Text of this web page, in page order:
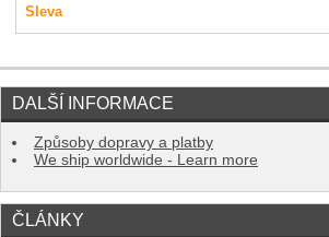
Sleva
DALŠÍ INFORMACE
Způsoby dopravy a platby
We ship worldwide - Learn more
ČLÁNKY